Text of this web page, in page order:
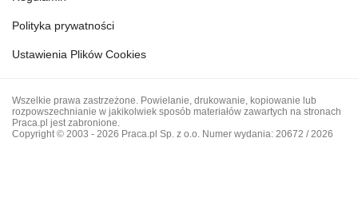
Polityka prywatności
Ustawienia Plików Cookies
Wszelkie prawa zastrzeżone. Powielanie, drukowanie, kopiowanie lub
rozpowszechnianie w jakikolwiek sposób materiałów zawartych na stronach
Praca.pl jest zabronione.
Copyright © 2003 - 2026 Praca.pl Sp. z o.o. Numer wydania: 20672 / 2026